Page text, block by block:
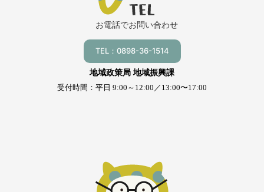
お電話でお問い合わせ
TEL：0898-36-1514
地域政策局 地域振興課
受付時間：平日 9:00～12:00／13:00〜17:00